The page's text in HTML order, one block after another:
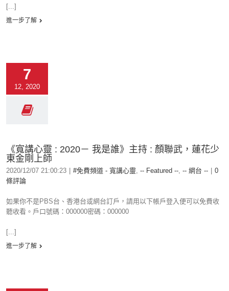
[...]
進一步了解
7
12, 2020
《寬講心靈 : 2020－ 我是誰》主持 : 顏聯武，蓮花少
東金剛上師
2020/12/07 21:00:23 #免費頻道 - 寬講心靈, -- Featured --, -- 網台 --
0
條評論
如果你不是PBS台、香港台或網台訂戶，請用以下帳戶登入便可以免費收
聽收看。戶口號碼：000000密碼：000000
[...]
進一步了解